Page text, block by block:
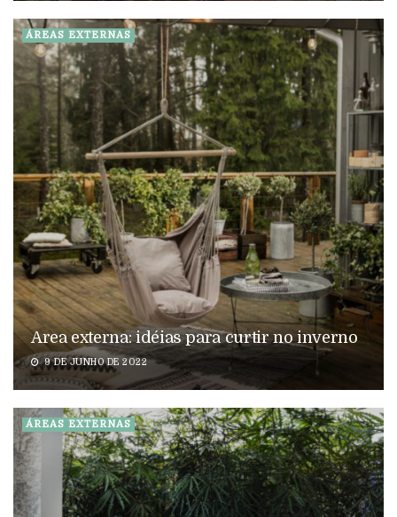
ÁREAS EXTERNAS
Area externa: idéias para curtir no inverno
9 DE JUNHO DE 2022
ÁREAS EXTERNAS